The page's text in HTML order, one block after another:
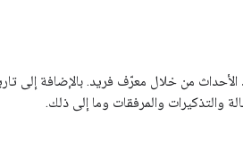
من خلال معرّف فريد. بالإضافة إلى
والتذكيرات والمرفقات وما إلى ذلك.